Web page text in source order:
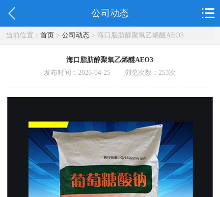
公司动态
当前位置： 首页> 公司动态> 海口脂肪醇聚氧乙烯醚AEO3
海口脂肪醇聚氧乙烯醚AEO3
发布时间：2026-04-25 浏览次数：253次